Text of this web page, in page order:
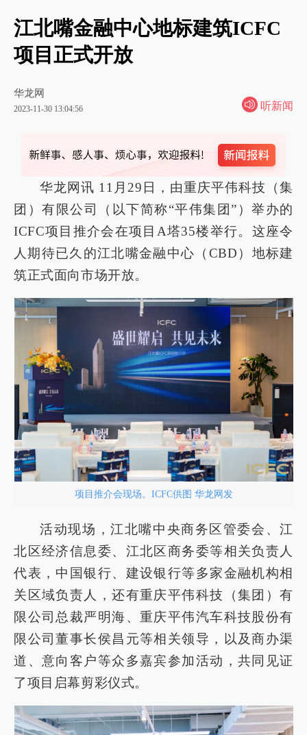
江北嘴金融中心地标建筑ICFC
项目正式开放
华龙网
2023-11-30 13:04:56 听新闻
华龙网讯 11月29日，由重庆平伟科技（集
团）有限公司（以下简称“平伟集团”）举办的
ICFC项目推介会在项目A塔35楼举行。这座令
人期待已久的江北嘴金融中心（CBD）地标建
筑正式面向市场开放。
项目推介会现场。ICFC供图 华龙网发
活动现场，江北嘴中央商务区管委会、江
北区经济信息委、江北区商务委等相关负责人
代表，中国银行、建设银行等多家金融机构相
关区域负责人，还有重庆平伟科技（集团）有
限公司总裁严明海、重庆平伟汽车科技股份有
限公司董事长侯昌元等相关领导，以及商办渠
道、意向客户等众多嘉宾参加活动，共同见证
了项目启幕剪彩仪式。